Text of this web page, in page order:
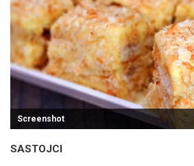
Screenshot
SASTOJCI